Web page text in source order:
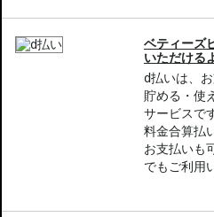
ベティーズ
いただける
d払いは、
貯める・使
サービスで
料金合算払
お支払いも
でもご利用